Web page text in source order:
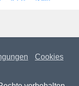
Cookies